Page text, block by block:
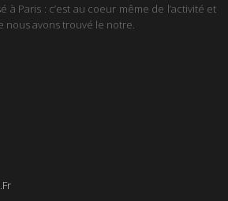
à Paris : c’est au coeur même de l’activité et
nous avons trouvé le notre.